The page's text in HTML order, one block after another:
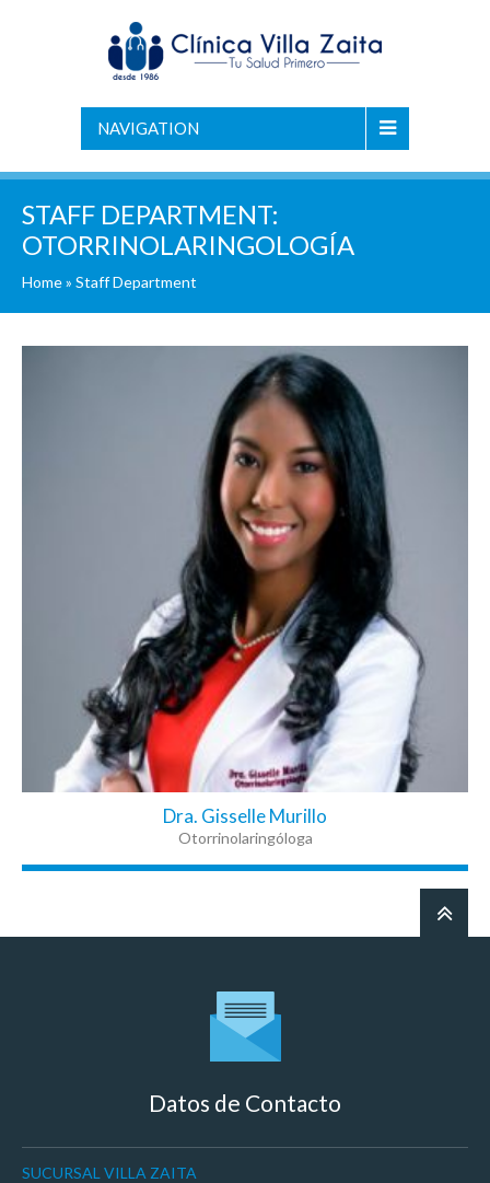
NAVIGATION
STAFF DEPARTMENT:
OTORRINOLARINGOLOGÍA
Home» Staff Department
Dra. Gisselle Murillo
Otorrinolaringóloga
Datos de Contacto
SUCURSAL VILLA ZAITA